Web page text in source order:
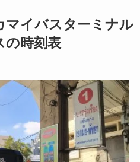
マイバスターミナル
の時刻表